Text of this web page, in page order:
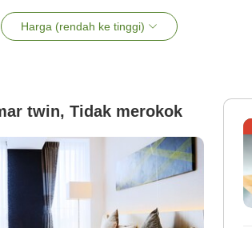
Harga (rendah ke tinggi)
twin, Tidak merokok